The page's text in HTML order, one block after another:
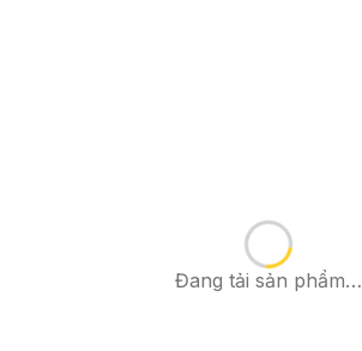
Đang tải sản phẩm…